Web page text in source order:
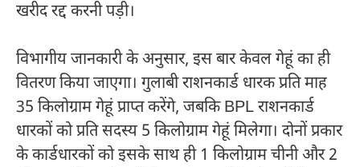
खरीद रद्द करनी पड़ी।
विभागीय जानकारी के अनुसार, इस बार केवल गेहूं का ही
वितरण किया जाएगा। गुलाबी राशनकार्ड धारक प्रति माह
35 किलोग्राम गेहूं प्राप्त करेंगे, जबकि BPL राशनकार्ड
धारकों को प्रति सदस्य 5 किलोग्राम गेहूं मिलेगा। दोनों प्रकार
के कार्डधारकों को इसके साथ ही 1 किलोग्राम चीनी और 2